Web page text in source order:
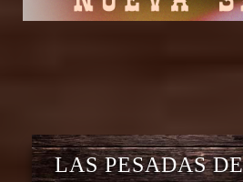
LAS PESADAS